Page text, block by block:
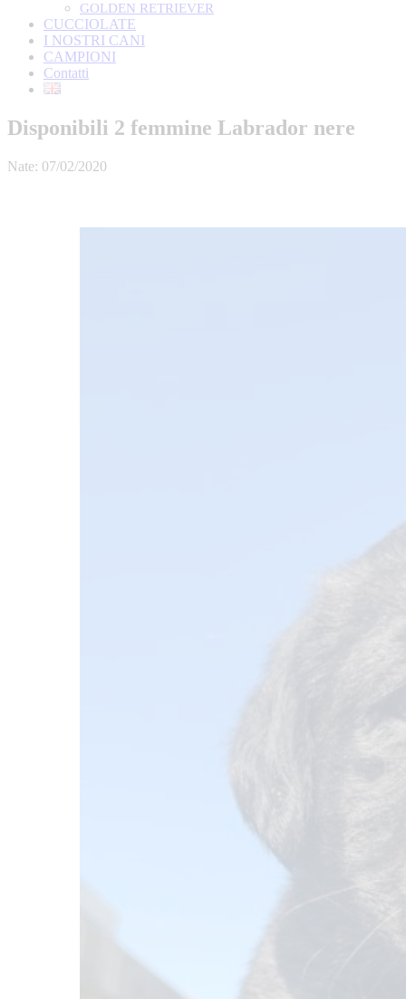
GOLDEN RETRIEVER
CUCCIOLATE
I NOSTRI CANI
CAMPIONI
Contatti
Disponibili 2 femmine Labrador nere
Nate: 07/02/2020